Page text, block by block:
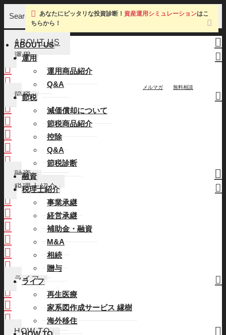
Search
ABOUT US
運用
運用商品紹介
Q&A
節税
減価償却について
節税商品紹介
控除
Q&A
節税診断
融資
税理士紹介
事業承継
経営承継
補助金・融資
M&A
相続
贈与
ライフ
再生医療
家系図作成サービス 縁樹
海外移住
HOW TO
メルマガ 無料相談
あなたにピッタリな投資診断！資産運用シミュレーションはこ
ちらから！
ABOUT US
運用
運用商品紹介
Q&A
節税
減価償却について
節税商品紹介
控除
Q&A
節税診断
融資
税理士紹介
事業承継
経営承継
補助金・融資
M&A
相続
贈与
ライフ
再生医療
家系図作成サービス 縁樹
海外移住